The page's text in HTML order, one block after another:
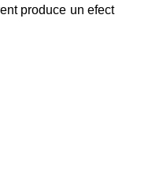
produce un efect